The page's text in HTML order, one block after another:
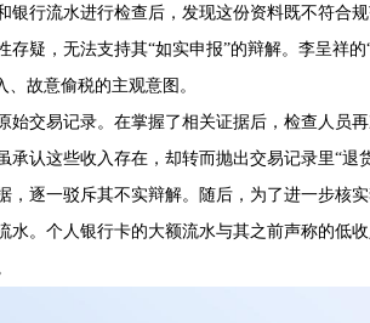
银行流水进行检查后，发现这份资料既不符合
疑，无法支持其“如实申报”的辩解。李呈祥的
故意偷税的主观意图。
始交易记录。在掌握了相关证据后，检查人员
认这些收入存在，却转而抛出交易记录里“退
，逐一驳斥其不实辩解。随后，为了进一步核
水。个人银行卡的大额流水与其之前声称的低